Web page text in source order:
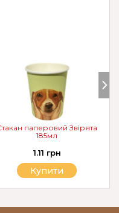
паперовий Звірята
185мл
1.11 грн
Купити